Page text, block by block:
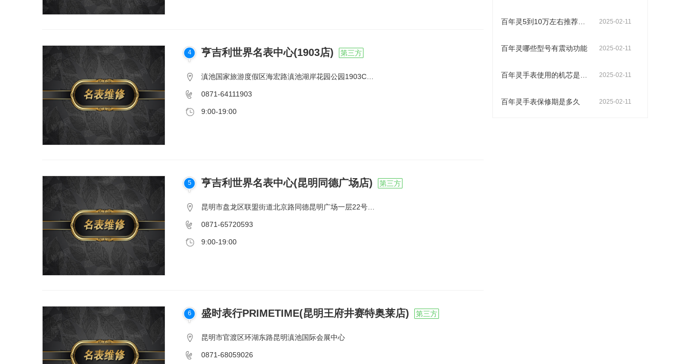
4 亨吉利世界名表中心(1903店) 第三方
滇池国家旅游度假区海宏路滇池湖岸花园公园1903C1-05-1号商铺
0871-64111903
9:00-19:00
5 亨吉利世界名表中心(昆明同德广场店) 第三方
昆明市盘龙区联盟街道北京路同德昆明广场一层22号商铺
0871-65720593
9:00-19:00
6 盛时表行PRIMETIME(昆明王府井赛特奥莱店) 第三方
昆明市官渡区环湖东路昆明滇池国际会展中心
0871-68059026
2025-02-11
百年灵哪些型号有震动功能 2025-02-11
2025-02-11
百年灵手表保修期是多久 2025-02-11